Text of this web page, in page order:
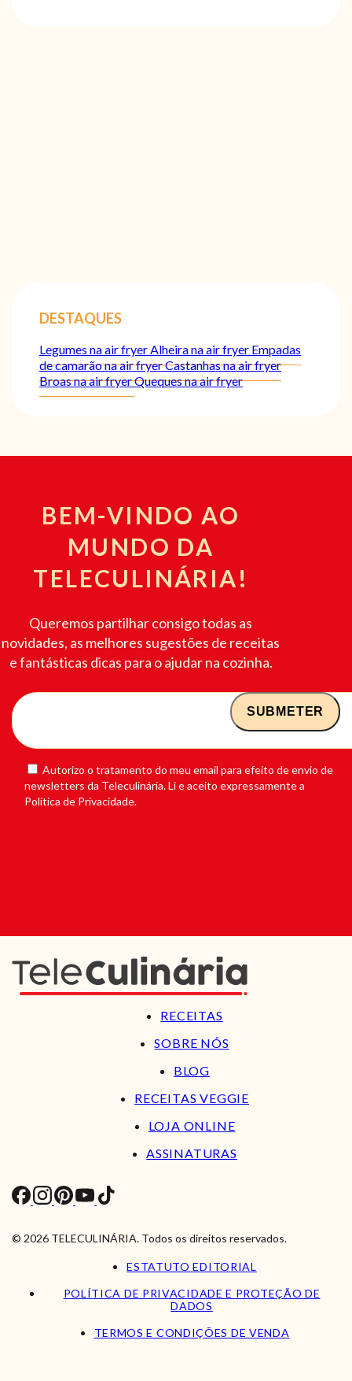
DESTAQUES
Legumes na air fryerAlheira na air fryer Empadas
de camarão na air fryerCastanhas na air fryer
Broas na air fryerQueques na air fryer
BEM-VINDO AO
MUNDO DA
TELECULINÁRIA!
Queremos partilhar consigo todas as
novidades, as melhores sugestões de receitas
e fantásticas dicas para o ajudar na cozinha.
Autorizo o tratamento do meu email para efeito de envio de
newsletters da Teleculinária. Li e aceito expressamente a
Política de Privacidade.
RECEITAS
SOBRE NÓS
BLOG
RECEITAS VEGGIE
LOJA ONLINE
ASSINATURAS
© 2026 TELECULINÁRIA. Todos os direitos reservados.
ESTATUTO EDITORIAL
POLÍTICA DE PRIVACIDADE E PROTEÇÃO DE
DADOS
TERMOS E CONDIÇÕES DE VENDA